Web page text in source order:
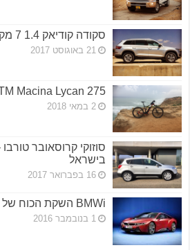
סקודה קודיאק 1.4 7 מקומות – ילדים זה שמחה
21 באוגוסט 2017
KTM Macina Lycan 275 – עליה וכייף בה
2 במאי 2018
בישראל
16 בפברואר 2017
BMWi השקת הכוח של המחר
1 בנובמבר 2016